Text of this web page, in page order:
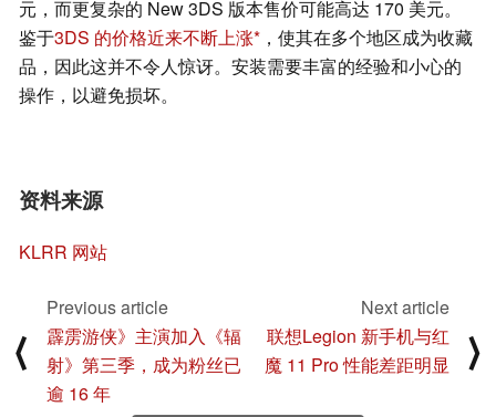
元，而更复杂的 New 3DS 版本售价可能高达 170 美元。
鉴于3DS 的价格近来不断上涨 ，使其在多个地区成为收藏
品，因此这并不令人惊讶。安装需要丰富的经验和小心的
操作，以避免损坏。
资料来源
KLRR 网站
⟨
Previous article
霹雳游侠》主演加入《辐
射》第三季，成为粉丝已
逾 16 年
Next article
联想Legion 新手机与红
魔 11 Pro 性能差距明显
⟩